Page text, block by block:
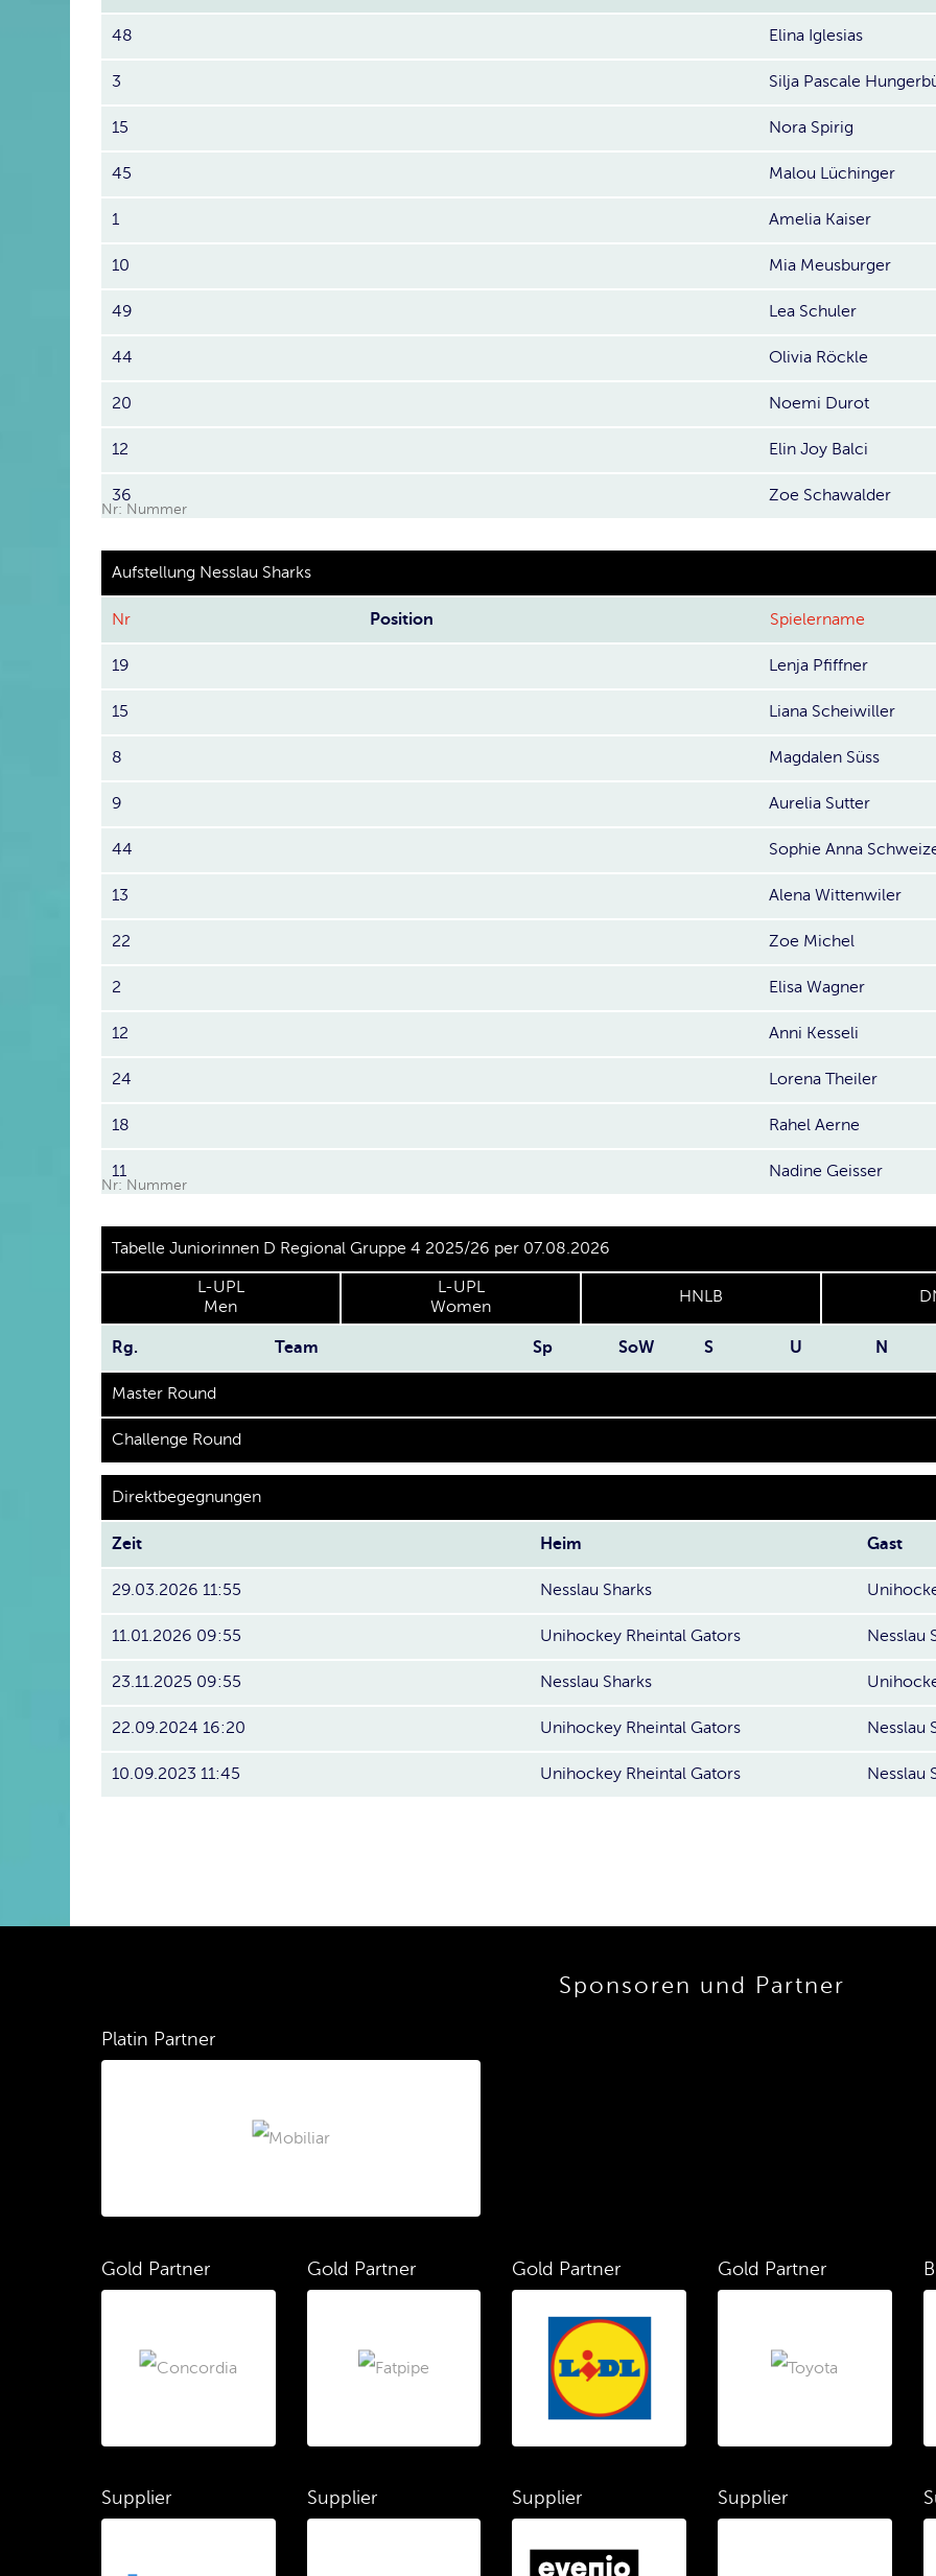
48 Elina Iglesias
3 Silja Pascale
15 Nora Spirig
45 Malou Lüchinger
1 Amelia Kaiser
10 Mia Meusburger
49 Lea Schuler
44 Olivia Röckle
20 Noemi Durot
12 Elin Joy Balci
36 Zoe Schawalder
Nr: Nummer
Aufstellung Nesslau Sharks
Nr Position Spielername
19 Lenja Pfiffner
15 Liana Scheiwiller
8 Magdalen Süss
9 Aurelia Sutter
44 Sophie Anna
13 Alena Wittenwiler
22 Zoe Michel
2 Elisa Wagner
12 Anni Kesseli
24 Lorena Theiler
18 Rahel Aerne
11 Nadine Geisser
Nr: Nummer
Tabelle Juniorinnen D Regional Gruppe 4 2025/26 per 07.08.2026
L-UPL
Men
L-UPL
Women
HNLB
Rg. Team Sp SoW S U N
Master Round
Challenge Round
Direktbegegnungen
Zeit Heim Gast
29.03.2026 11:55 Nesslau Sharks
11.01.2026 09:55 Unihockey Rheintal Gators Nesslau
23.11.2025 09:55 Nesslau Sharks
22.09.2024 16:20 Unihockey Rheintal Gators Nesslau
10.09.2023 11:45 Unihockey Rheintal Gators Nesslau
Sponsoren und Partner
Platin Partner
Gold Partner Gold Partner Gold Partner Gold Partner
Supplier Supplier Supplier Supplier